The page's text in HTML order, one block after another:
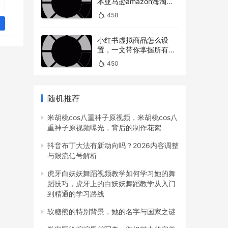
单教程攻略）
458
小红书虚拟商品怎么设
置，一文带你掌握所有操
作 450
随机推荐
米胡桃cos八重神子原视频，米胡桃cos八
重神子原视频曝光，背后的制作花絮
抖音布丁大法有新动向吗？2026内容调整
与限流信号解析
虎牙白妖妖舞蹈视频教学如何学习她的舞
蹈技巧，虎牙上的白妖妖舞蹈教学从入门
到精通的学习路线
软糖熊的特别背景，她的名字与国家之谜